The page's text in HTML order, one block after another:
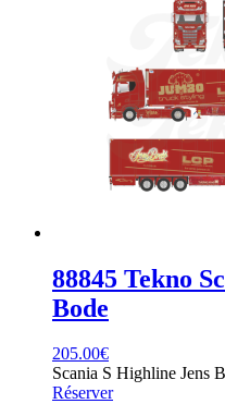
88845 Tekno
Bode
205.00€
Scania S Highline Jens
Réserver